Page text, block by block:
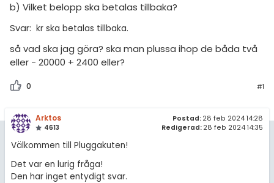
b) Vilket belopp ska betalas tillbaka?
Svar: kr ska betalas tillbaka.
så vad ska jag göra? ska man plussa ihop de båda två
eller - 20000 + 2400 eller?
0 #1
Arktos
4613
Postad: 28 feb 2024 14:28
Redigerad: 28 feb 2024 14:35
Välkommen till Pluggakuten!
Det var en lurig fråga!
Den har inget entydigt svar.
Livehjälpen
För lärare
4
högskolan
(mattedelen)
diskussioner
språk
ämnen
diskussioner